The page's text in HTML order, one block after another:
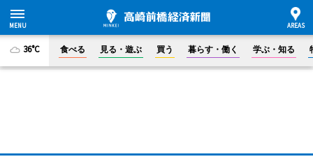
36°C 食べる 見る・遊ぶ 買う 暮らす・働く 学ぶ・知る